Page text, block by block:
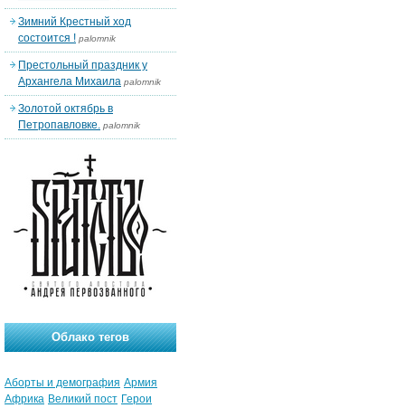
Зимний Крестный ход
состоится ! palomnik
Престольный праздник у
Архангела Михаила palomnik
Золотой октябрь в
Петропавловке. palomnik
Облако тегов
Аборты и демография Армия
Африка Великий пост Герои